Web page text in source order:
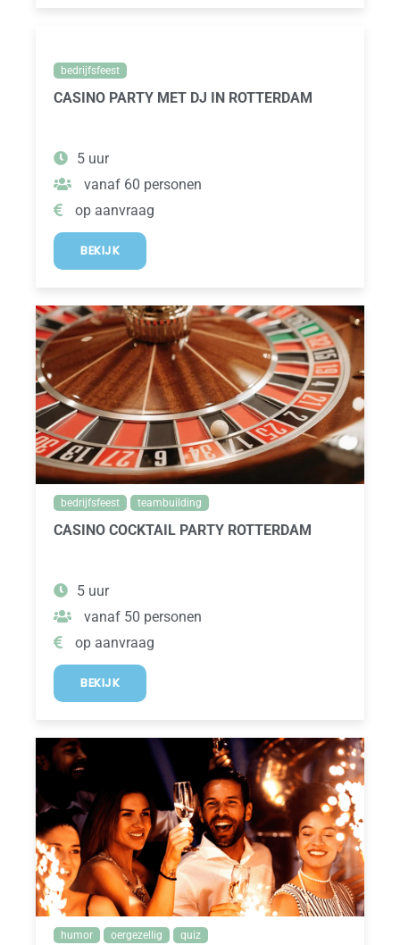
bedrijfsfeest
CASINO PARTY MET DJ IN ROTTERDAM
5 uur
vanaf 60 personen
op aanvraag
BEKIJK
bedrijfsfeest teambuilding
CASINO COCKTAIL PARTY ROTTERDAM
5 uur
vanaf 50 personen
op aanvraag
BEKIJK
humor oergezellig quiz